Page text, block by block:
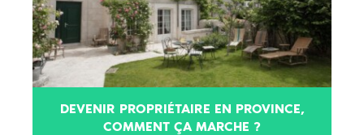
DEVENIR PROPRIÉTAIRE EN PROVINCE,
COMMENT ÇA MARCHE ?